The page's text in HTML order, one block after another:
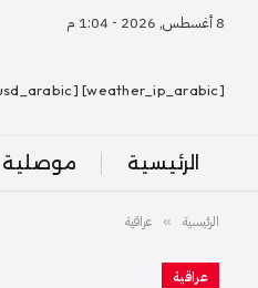
8 أغسطس, 2026 - 1:04 م
[weather_ip_arabic] [currency_usd_arabic]
الرئيسية موصلية
الرئيسية » عراقية
عراقية